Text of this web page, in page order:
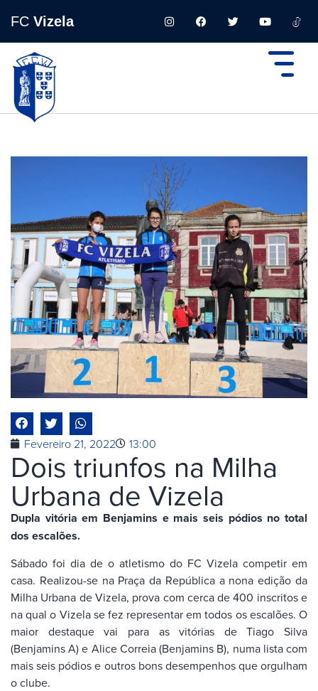
FC Vizela
Fevereiro 21, 2022 13:00
Dois triunfos na Milha
Urbana de Vizela
Dupla vitória em Benjamins e mais seis pódios no total
dos escalões.
Sábado foi dia de o atletismo do FC Vizela competir em
casa. Realizou-se na Praça da República a nona edição da
Milha Urbana de Vizela, prova com cerca de 400 inscritos e
na qual o Vizela se fez representar em todos os escalões. O
maior destaque vai para as vitórias de Tiago Silva
(Benjamins A) e Alice Correia (Benjamins B), numa lista com
mais seis pódios e outros bons desempenhos que orgulham
o clube.